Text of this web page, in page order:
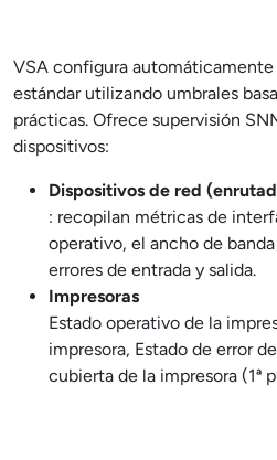
VSA configura automáticamente
estándar utilizando umbrales
prácticas. Ofrece supervisión
dispositivos:
Dispositivos de red
: recopilan métricas de
operativo, el ancho de
errores de entrada y salida.
Impresoras
Estado operativo de la
impresora, Estado de error
cubierta de la impresora (1ª